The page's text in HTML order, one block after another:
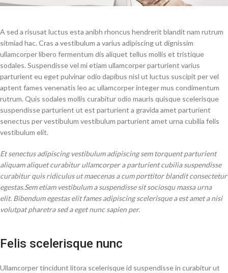
A sed a risusat luctus esta anibh rhoncus hendrerit blandit nam rutrum
sitmiad hac. Cras a vestibulum a varius adipiscing ut dignissim
ullamcorper libero fermentum dis aliquet tellus mollis et tristique
sodales. Suspendisse vel mi etiam ullamcorper parturient varius
parturient eu eget pulvinar odio dapibus nisl ut luctus suscipit per vel
aptent fames venenatis leo ac ullamcorper integer mus condimentum
rutrum. Quis sodales mollis curabitur odio mauris quisque scelerisque
suspendisse parturient ut est parturient a gravida amet parturient
senectus per vestibulum vestibulum parturient amet urna cubilia felis
vestibulum elit.
Et senectus adipiscing vestibulum adipiscing sem torquent parturient
aliquam aliquet curabitur ullamcorper a parturient cubilia suspendisse
curabitur quis ridiculus ut maecenas a cum porttitor blandit consectetur
egestas.Sem etiam vestibulum a suspendisse sit sociosqu massa urna
elit. Bibendum egestas elit fames adipiscing scelerisque a est amet a nisi
volutpat pharetra sed a eget nunc sapien per.
Felis scelerisque nunc
Ullamcorper tincidunt litora scelerisque id suspendisse in curabitur ut